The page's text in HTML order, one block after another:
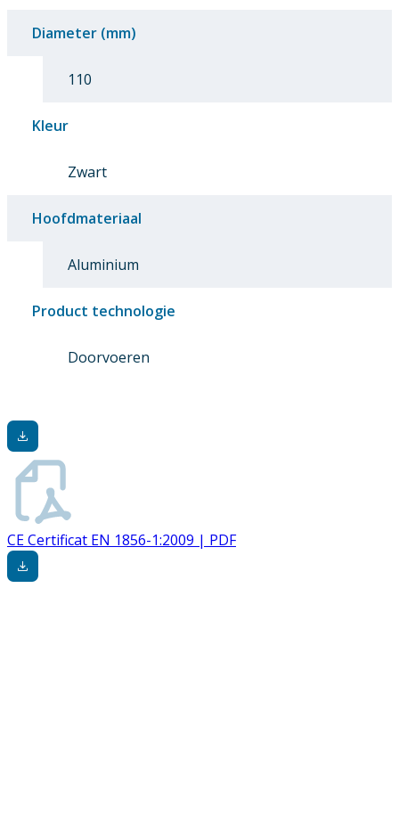
Diameter (mm)
110
Kleur
Zwart
Hoofdmateriaal
Aluminium
Product technologie
Doorvoeren
CE Certificat EN 1856-1:2009 | PDF